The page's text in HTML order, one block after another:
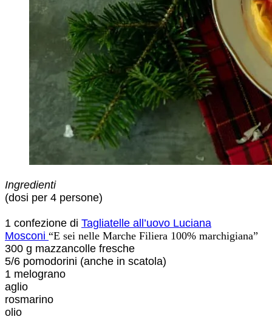
Ingredienti
(dosi per 4 persone)
1 confezione di Tagliatelle all’uovo Luciana
Mosconi “E sei nelle Marche Filiera 100% marchigiana”
300 g mazzancolle fresche
5/6 pomodorini (anche in scatola)
1 melograno
aglio
rosmarino
olio